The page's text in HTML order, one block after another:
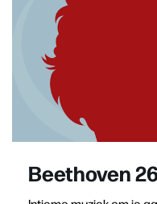
Beethoven